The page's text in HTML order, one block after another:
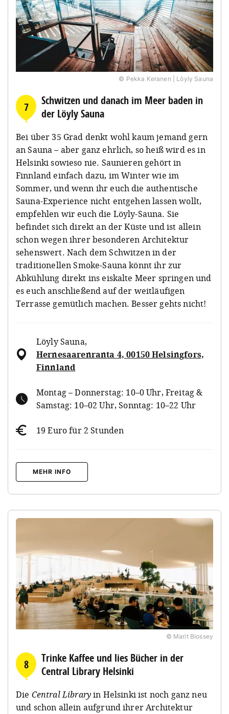
© Pekka Keranen | Löyly Sauna
7
Schwitzen und danach im Meer baden in
der Löyly Sauna
Bei über 35 Grad denkt wohl kaum jemand gern
an Sauna – aber ganz ehrlich, so heiß wird es in
Helsinki sowieso nie. Saunieren gehört in
Finnland einfach dazu, im Winter wie im
Sommer, und wenn ihr euch die authentische
Sauna-Experience nicht entgehen lassen wollt,
empfehlen wir euch die Löyly-Sauna. Sie
befindet sich direkt an der Küste und ist allein
schon wegen ihrer besonderen Architektur
sehenswert. Nach dem Schwitzen in der
traditionellen Smoke-Sauna könnt ihr zur
Abkühlung direkt ins eiskalte Meer springen und
es euch anschließend auf der weitläufigen
Terrasse gemütlich machen. Besser gehts nicht!
Löyly Sauna,
Hernesaarenranta 4, 00150 Helsingfors,
Finnland
Montag – Donnerstag: 10–0 Uhr, Freitag &
Samstag: 10–02 Uhr, Sonntag: 10–22 Uhr
19 Euro für 2 Stunden
MEHR INFO
© Marit Blossey
8
Trinke Kaffee und lies Bücher in der
Central Library Helsinki
Die Central Libraryin Helsinki ist noch ganz neu
und schon allein aufgrund ihrer Architektur